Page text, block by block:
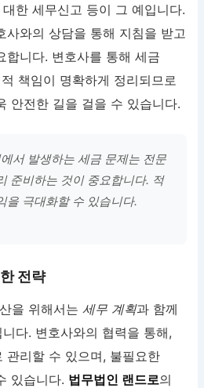
한 세무신고 등이 그 예입니다.
사와의 상담을 통해 지침을 받고
합니다. 변호사를 통해 세금
책임이 명확하게 정리되므로
안전한 길을 걸을 수 있습니다.
서 발생하는 세금 문제는 전문
준비하는 것이 중요합니다. 적
을 극대화할 수 있습니다.
전략
을 위해서는세무 계획과 함께
다. 변호사와의 협력을 통해,
관리할 수 있으며, 불필요한
있습니다. 법무법인 랜드로의